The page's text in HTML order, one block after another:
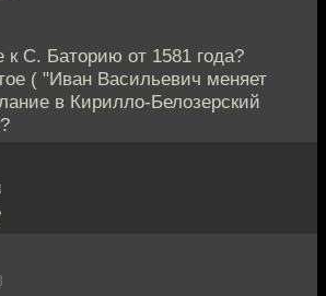
к С. Баторию от 1581 года?
( "Иван Васильевич меняет
в Кирилло-Белозерский